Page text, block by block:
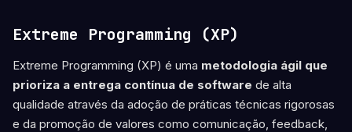
Extreme Programming (XP)
Extreme Programming (XP) é uma metodologia ágil que
prioriza a entrega contínua de software de alta
qualidade através da adoção de práticas técnicas rigorosas
e da promoção de valores como comunicação, feedback,